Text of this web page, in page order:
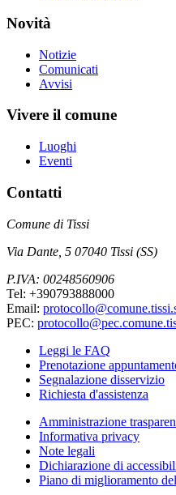
Novità
Notizie
Comunicati
Avvisi
Vivere il comune
Luoghi
Eventi
Contatti
Comune di Tissi
Via Dante, 5 07040 Tissi (SS)
P.IVA: 00248560906
Tel: +390793888000
Email:
PEC:
Leggi le FAQ
Prenotazione
Segnalazione disservizio
Richiesta d'assistenza
Amministrazione
Informativa privacy
Note legali
Dichiarazione di
Piano di miglioramento